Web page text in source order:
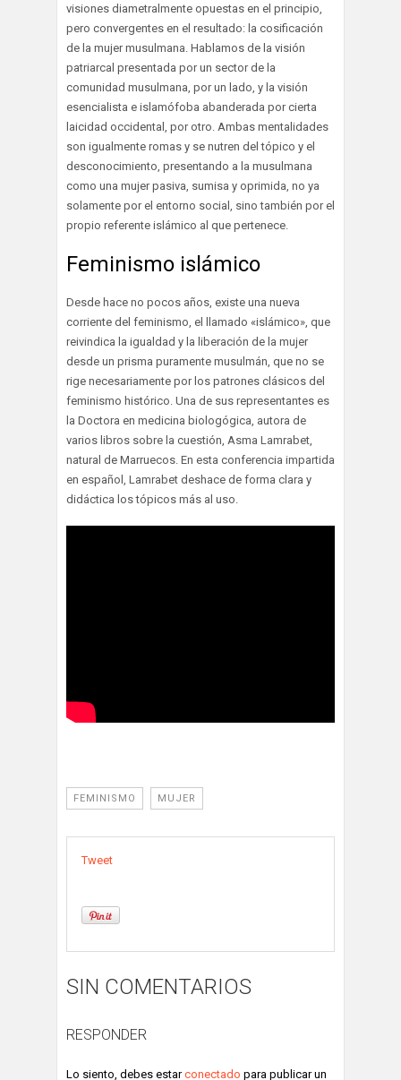
visiones diametralmente opuestas en el principio,
pero convergentes en el resultado: la cosificación
de la mujer musulmana. Hablamos de la visión
patriarcal presentada por un sector de la
comunidad musulmana, por un lado, y la visión
esencialista e islamófoba abanderada por cierta
laicidad occidental, por otro. Ambas mentalidades
son igualmente romas y se nutren del tópico y el
desconocimiento, presentando a la musulmana
como una mujer pasiva, sumisa y oprimida, no ya
solamente por el entorno social, sino también por el
propio referente islámico al que pertenece.
Feminismo islámico
Desde hace no pocos años, existe una nueva
corriente del feminismo, el llamado «islámico», que
reivindica la igualdad y la liberación de la mujer
desde un prisma puramente musulmán, que no se
rige necesariamente por los patrones clásicos del
feminismo histórico. Una de sus representantes es
la Doctora en medicina biologógica, autora de
varios libros sobre la cuestión, Asma Lamrabet,
natural de Marruecos. En esta conferencia impartida
en español, Lamrabet deshace de forma clara y
didáctica los tópicos más al uso.
FEMINISMO MUJER
Tweet
SIN COMENTARIOS
RESPONDER
Lo siento, debes estarconectado para publicar un